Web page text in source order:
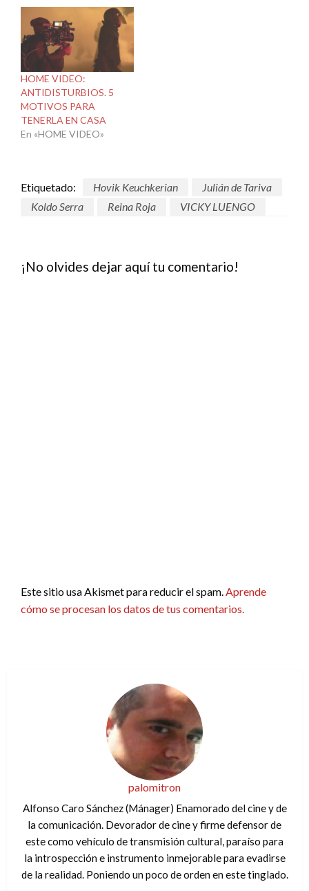
HOME VIDEO:
ANTIDISTURBIOS. 5
MOTIVOS PARA
TENERLA EN CASA
En «HOME VIDEO»
Etiquetado: Hovik Keuchkerian
Julián de Tariva
Koldo Serra
Reina Roja VICKY LUENGO
¡No olvides dejar aquí tu comentario!
Este sitio usa Akismet para reducir el spam.Aprende
cómo se procesan los datos de tus comentarios.
palomitron
Alfonso Caro Sánchez (Mánager) Enamorado del cine y de
la comunicación. Devorador de cine y firme defensor de
este como vehículo de transmisión cultural, paraíso para
la introspección e instrumento inmejorable para evadirse
de la realidad. Poniendo un poco de orden en este tinglado.